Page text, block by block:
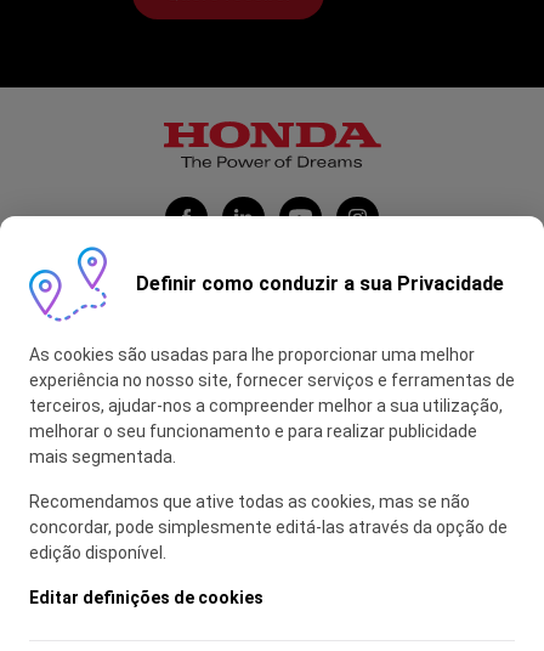
Honda Portugal Automóveis
Contas Feitas
myHONDA
Glossário
Política de Utilização de Cookies
Definir como conduzir a sua Privacidade
As cookies são usadas para lhe proporcionar uma melhor
experiência no nosso site, fornecer serviços e ferramentas de
terceiros, ajudar-nos a compreender melhor a sua utilização,
melhorar o seu funcionamento e para realizar publicidade
mais segmentada.
Recomendamos que ative todas as cookies, mas se não
concordar, pode simplesmente editá-las através da opção de
edição disponível.
Editar definições de cookies